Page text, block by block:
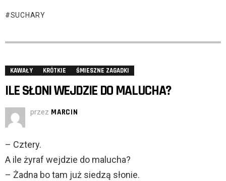
SUCHARY
KAWAŁY KRÓTKIE ŚMIESZNE ZAGADKI
ILE SŁONI WEJDZIE DO MALUCHA?
przez MARCIN
– Cztery.
A ile żyraf wejdzie do malucha?
– Żadna bo tam już siedzą słonie.